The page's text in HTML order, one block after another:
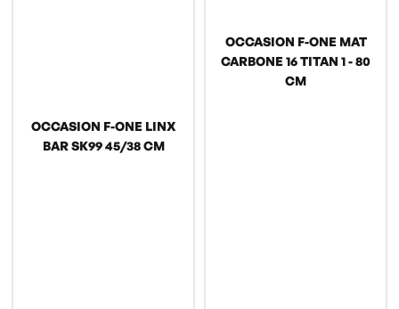
OCCASION F-ONE LINX
BAR SK99 45/38 CM
OCCASION F-ONE MAT
CARBONE 16 TITAN 1 - 80
CM